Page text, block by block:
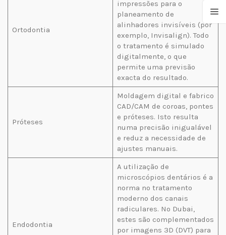
Ortodontia
impressões para o
planeamento de
alinhadores invisíveis (por
exemplo, Invisalign). Todo
o tratamento é simulado
digitalmente, o que
permite uma previsão
exacta do resultado.
Próteses
Moldagem digital e fabrico
CAD/CAM de coroas, pontes
e próteses. Isto resulta
numa precisão inigualável
e reduz a necessidade de
ajustes manuais.
Endodontia
A utilização de
microscópios dentários é a
norma no tratamento
moderno dos canais
radiculares. No Dubai,
estes são complementados
por imagens 3D (DVT) para